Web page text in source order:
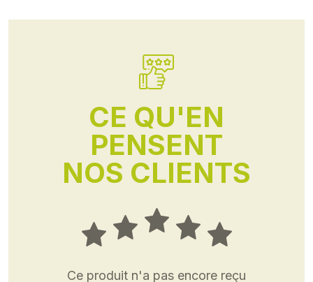
CE QU'EN
PENSENT
NOS CLIENTS
Ce produit n'a pas encore reçu